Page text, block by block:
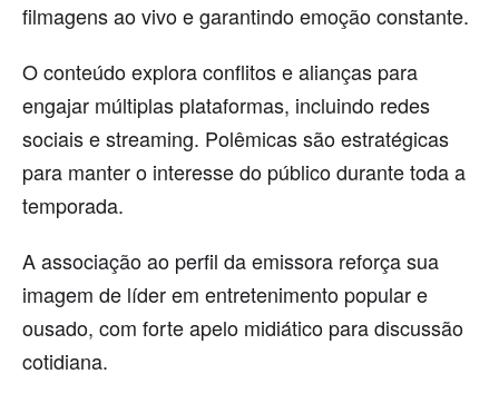
filmagens ao vivo e garantindo emoção constante.
O conteúdo explora conflitos e alianças para
engajar múltiplas plataformas, incluindo redes
sociais e streaming. Polêmicas são estratégicas
para manter o interesse do público durante toda a
temporada.
A associação ao perfil da emissora reforça sua
imagem de líder em entretenimento popular e
ousado, com forte apelo midiático para discussão
cotidiana.